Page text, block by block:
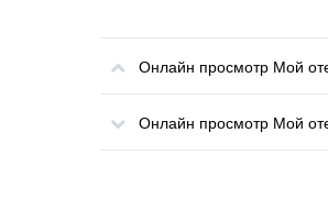
Онлайн просмотр Мой
Онлайн просмотр Мой